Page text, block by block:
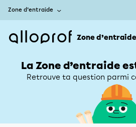
Zone d’entraide
Zone d’entraide
La Zone d’entraide
Retrouve ta question parmi